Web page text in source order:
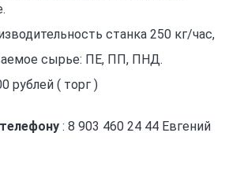
станка 250 кг/час,
сырье: ПЕ, ПП, ПНД.
рублей ( торг )
: 8 903 460 24 44 Евгений